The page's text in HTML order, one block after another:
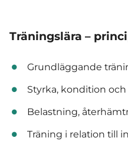
Träningslära –
Grundläggande
Styrka, kondition
Belastning,
Träning i relation till